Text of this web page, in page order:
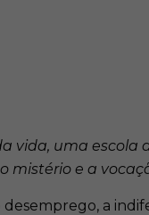
vida, uma escola
mistério e a
desemprego, a